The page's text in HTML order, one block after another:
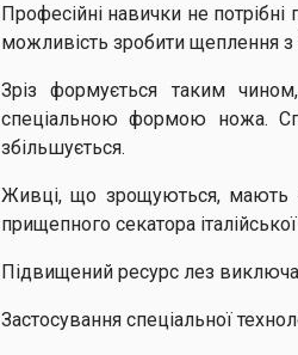
Професійні навички не
можливість зробити щеплення
Зріз формується таким
спеціальною формою ножа.
збільшується.
Живці, що зрощуються, мають
прищепного секатора
Підвищений ресурс лез
Застосування спеціальної